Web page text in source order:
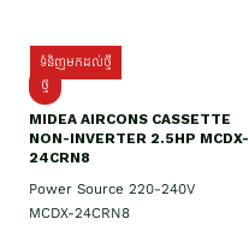
ទំនិញមកដល់ថ្មី
ថ្មី
MIDEA AIRCONS CASSETTE
NON-INVERTER 2.5HP MCDX-
24CRN8
Power Source 220-240V
MCDX-24CRN8